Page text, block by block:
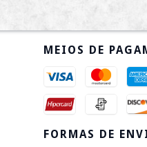
MEIOS DE
FORMAS DE